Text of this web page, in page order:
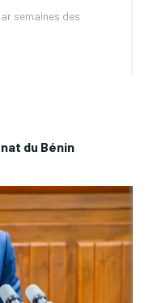
semaines des
du Bénin